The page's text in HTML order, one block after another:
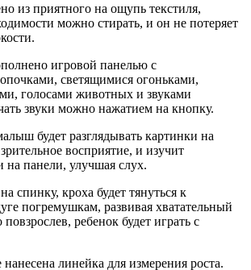
из приятного на ощупь текстиля,
можно стирать, и он не потеряет
игровой панелью с
светящимися огоньками,
голосами животных и звуками
звуки можно нажатием на кнопку.
будет разглядывать картинки на
восприятие, и изучит
на панели, улучшая слух.
спинку, кроха будет тянуться к
погремушкам, развивая хватательный
ребенок будет играть с
линейка для измерения роста.